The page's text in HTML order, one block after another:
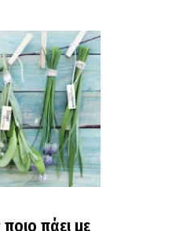
πάει με